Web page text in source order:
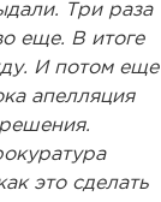
Три раза
еще. В итоге
И потом еще
апелляция
это сделать